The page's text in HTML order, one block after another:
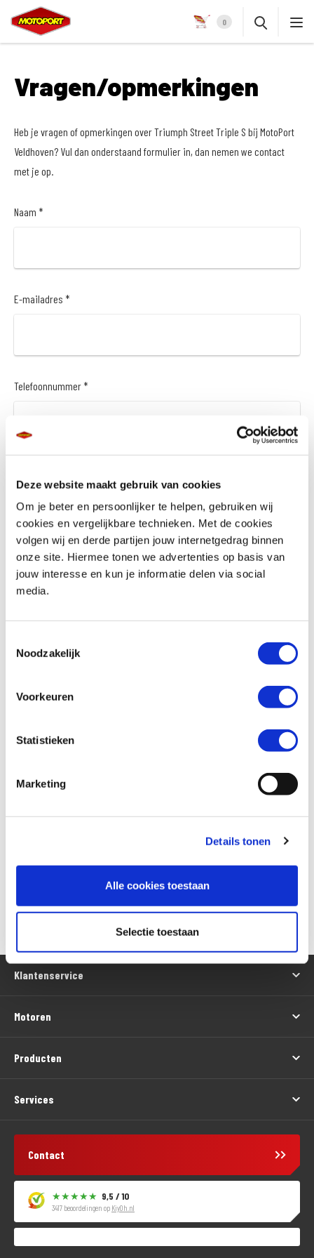
Deze website maakt gebruik van cookies
Om je beter en persoonlijker te helpen, gebruiken wij
cookies en vergelijkbare technieken. Met de cookies
volgen wij en derde partijen jouw internetgedrag binnen
onze site. Hiermee tonen we advertenties op basis van
jouw interesse en kun je informatie delen via social
media.
Noodzakelijk
Voorkeuren
Statistieken
Marketing
Details tonen
Alle cookies toestaan
Selectie toestaan
0
Vragen/opmerkingen
Heb je vragen of opmerkingen over Triumph Street Triple S bij MotoPort
Veldhoven? Vul dan onderstaand formulier in, dan nemen we contact
met je op.
Naam *
E-mailadres *
Telefoonnummer *
Wil je een financieringsaanbod *
Versturen
Klantenservice
Motoren
Producten
Services
Contact
9,5 / 10
3417 beoordelingen op KiyOh.nl